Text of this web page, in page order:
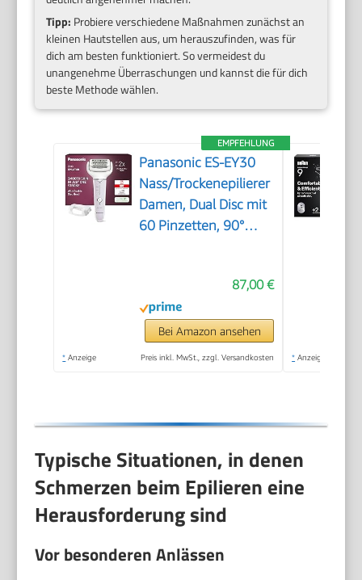
Tipp: Probiere verschiedene Maßnahmen zunächst an
kleinen Hautstellen aus, um herauszufinden, was für
dich am besten funktioniert. So vermeidest du
unangenehme Überraschungen und kannst die für dich
beste Methode wählen.
EMPFEHLUNG
Panasonic ES-EY30
Nass/Trockenepilierer
Damen, Dual Disc mit
60 Pinzetten, 90°
LED-Licht, 30 Min.
Betrieb, kabellos,
Haarentferner.
87,00 €
Bei Amazon ansehen
* Anzeige Preis inkl. MwSt., zzgl. Versandkosten * Anzeige
Typische Situationen, in denen
Schmerzen beim Epilieren eine
Herausforderung sind
Vor besonderen Anlässen